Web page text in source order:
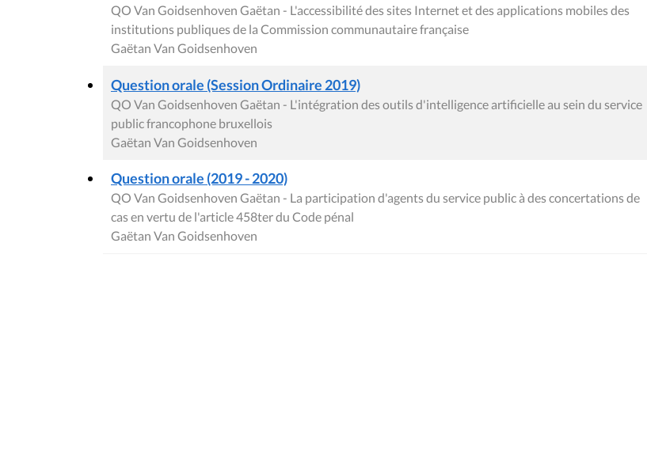
QO Van Goidsenhoven Gaëtan - L'accessibilité des sites Internet et des applications mobiles des
institutions publiques de la Commission communautaire française
Gaëtan Van Goidsenhoven
Question orale (Session Ordinaire 2019)
QO Van Goidsenhoven Gaëtan - L'intégration des outils d'intelligence artificielle au sein du service
public francophone bruxellois
Gaëtan Van Goidsenhoven
Question orale (2019 - 2020)
QO Van Goidsenhoven Gaëtan - La participation d'agents du service public à des concertations de
cas en vertu de l'article 458ter du Code pénal
Gaëtan Van Goidsenhoven